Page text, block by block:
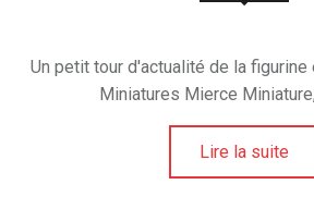
Un petit tour d'actualité de la
Miniatures Mierce
Lire la suite